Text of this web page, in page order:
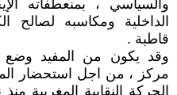
والسياسي ، بمنعطفاته
الداخلية ومكاسبه لصالح
قاطبة .
وقد يكون من المفيد وضع
مركز ، من اجل استحضار
الحركة النقابية المغربية